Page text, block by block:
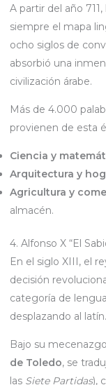
A partir del año
siempre el mapa
ocho siglos de
absorbió una
civilización árabe.
Más de 4.000
provienen de esta
Ciencia y
Arquitectura y
Agricultura y
almacén.
4. Alfonso X “El
En el siglo XIII, el
decisión
categoría de
desplazando al latín.
Bajo su
de Toledo, se
las Siete Partidas),